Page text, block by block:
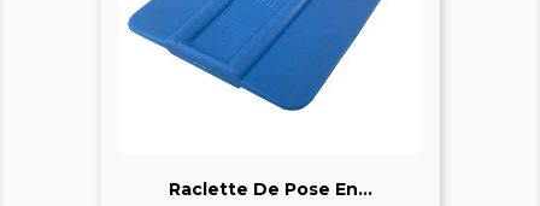
Raclette De Pose En...